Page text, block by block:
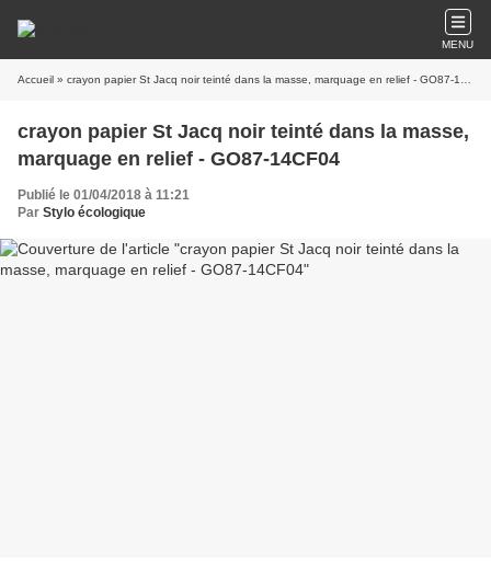
MENU
Accueil » crayon papier St Jacq noir teinté dans la masse, marquage en relief - GO87-14CF04
crayon papier St Jacq noir teinté dans la masse,
marquage en relief - GO87-14CF04
Publié le 01/04/2018 à 11:21
Par Stylo écologique